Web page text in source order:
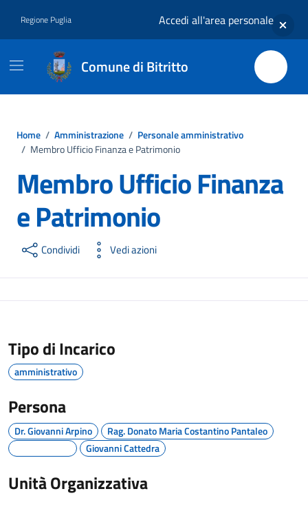
Regione Puglia Accedi all'area personale
Comune di Bitritto
Home / Amministrazione / Personale amministrativo
/ Membro Ufficio Finanza e Patrimonio
Membro Ufficio Finanza
e Patrimonio
Condividi Vedi azioni
Tipo di Incarico
amministrativo
Persona
Dr. Giovanni Arpino
Rag. Donato Maria Costantino Pantaleo
Giovanni Cattedra
Unità Organizzativa